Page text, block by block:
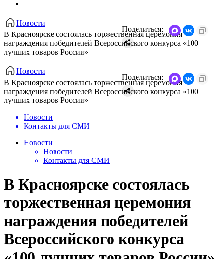
Новости
В Красноярске состоялась торжественная церемония
награждения победителей Всероссийского конкурса «100
лучших товаров России»
Поделиться:
Новости
В Красноярске состоялась торжественная церемония
награждения победителей Всероссийского конкурса «100
лучших товаров России»
Поделиться:
Новости
Контакты для СМИ
Новости
Новости
Контакты для СМИ
В Красноярске состоялась
торжественная церемония
награждения победителей
Всероссийского конкурса